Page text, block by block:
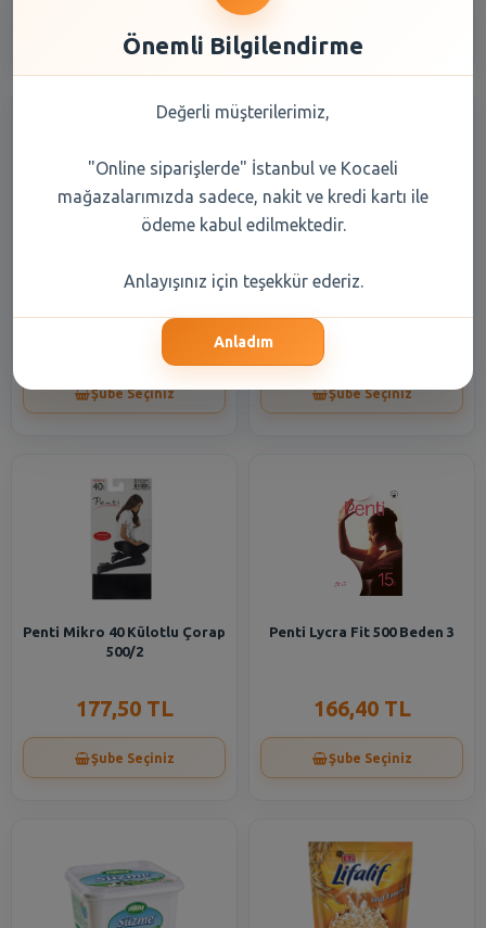
500/3
Şube Seçiniz Şube Seçiniz
Penti Mikro 40 Külotlu Çorap
500/2
177,50 TL
Şube Seçiniz
Penti Lycra Fit 500 Beden 3
166,40 TL
Şube Seçiniz
Önemli Bilgilendirme
Değerli müşterilerimiz,
"Online siparişlerde" İstanbul ve Kocaeli
mağazalarımızda sadece, nakit ve kredi kartı ile
ödeme kabul edilmektedir.
Anlayışınız için teşekkür ederiz.
Anladım